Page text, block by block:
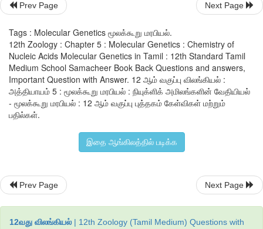
திசையை புரிந்து கொள்வதன் மூலம் இரட்டிப்பாதல்,
நுட்பங்களை எளிதில் புரிந்து கொள்ளலாம்.
மௌரில் வில்கின்ஸ் மற்றும் ரோசலின்ட் ஃபிராங்ளின் ஆகியோர்
கதிரியக்க சிதறல் வழி பெறப்பட்ட படங்களின் ஆய்வினை
கொண்டு, ஜேம்ஸ் வாட்சன் மற்றும் ஃபிரான்சிஸ் கிரிக்
டி.என்.ஏவின் இரட்டை இழை கோட்பாட்டினை
பாலிநியுக்ளியோடைடு கொண்ட சங்கிலிகளுக்கு இடையேயான
முக்கியத்துவம் உடையதாகும். இது எர்வின் சார்காஃப்பின் (
கண்டுபிடிப்புகளை அடிப்படையாகக் கொண்டதாகும்.
(G ≡C)
மூன்று ஹைட்ரஜன் பிணைப்புகளாலும்
உருவாக்கப்பட்டுள்ளன என்பதை அவர்நிரூபித்தார்.
மற்றும் குவானைனுக்கும் சைட்டோசினுக்கும்
Prev Page Next Page
Tags : Molecular Genetics மூலக்கூறு மரபியல்.
12th Zoology : Chapter 5 : Molecular Genetics : Chemistry of
Nucleic Acids Molecular Genetics in Tamil : 12th Standard Tamil
Medium School Samacheer Book Back Questions and answers,
Important Question with Answer. 12 ஆம் வகுப்பு விலங்கியல் :
அத்தியாயம் 5 : மூலக்கூறு மரபியல் : நியுக்ளிக் அமிலங்களின் வேதியியல்
- மூலக்கூறு மரபியல் : 12 ஆம் வகுப்பு புத்தகம் கேள்விகள் மற்றும்
பதில்கள்.
இதை ஆங்கிலத்தில் படிக்க
Prev Page Next Page
12வது விலங்கியல் | 12th Zoology (Tamil Medium) Questions with